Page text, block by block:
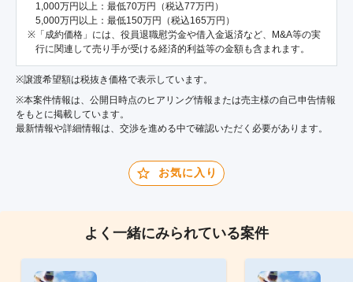
1,000万円以上：最低70万円（税込77万円）
5,000万円以上：最低150万円（税込165万円）
「成約価格」には、役員退職慰労金や借入金返済など、M&A等の実
行に関連して売り手が受ける経済的利益等の金額も含まれます。
※譲渡希望額は税抜き価格で表示しています。
※本案件情報は、公開日時点のヒアリング情報または売主様の自己申告情報
をもとに掲載しています。
最新情報や詳細情報は、交渉を進める中で確認いただく必要があります。
お気に入り
よく一緒にみられている案件